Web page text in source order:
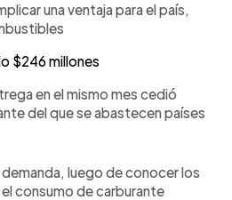
una ventaja para el país,
$246 millones
en el mismo mes cedió
del que se abastecen países
luego de conocer los
consumo de carburante